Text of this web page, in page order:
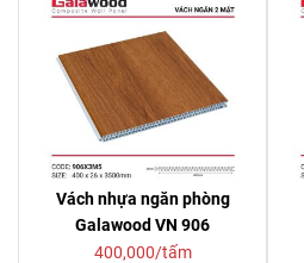
Vách nhựa ngăn phòng
Galawood VN 906
400,000/tấm